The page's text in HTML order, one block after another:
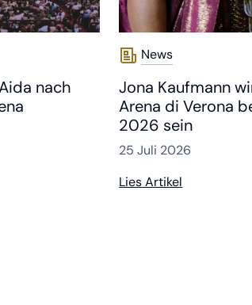
nach
News
Jona Kaufmann
Arena di Verona
2026 sein
25 Juli 2026
Lies Artikel